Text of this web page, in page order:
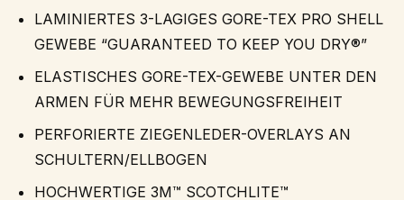
LAMINIERTES 3-LAGIGES GORE-TEX PRO SHELL
GEWEBE “GUARANTEED TO KEEP YOU DRY®”
ELASTISCHES GORE-TEX-GEWEBE UNTER DEN
ARMEN FÜR MEHR BEWEGUNGSFREIHEIT
PERFORIERTE ZIEGENLEDER-OVERLAYS AN
SCHULTERN/ELLBOGEN
HOCHWERTIGE 3M™ SCOTCHLITE™